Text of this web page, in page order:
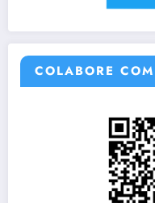
COLABORE